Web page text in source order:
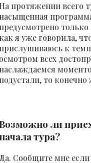
протяжении всего
я уже говорила,
к
всех
то
ли
тура?
Сообщите мне если